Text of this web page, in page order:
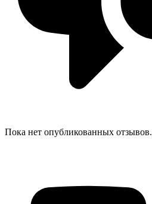
Пока нет опубликованных отзывов.